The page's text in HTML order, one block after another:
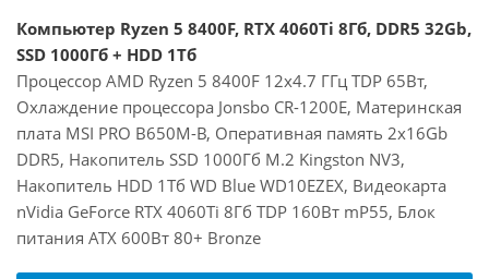
Компьютер Ryzen 5 8400F, RTX 4060Ti 8Гб, DDR5 32Gb,
SSD 1000Гб + HDD 1Тб
Процессор AMD Ryzen 5 8400F 12x4.7 ГГц TDP 65Вт,
Охлаждение процессора Jonsbo CR-1200E, Материнская
плата MSI PRO B650M-B, Оперативная память 2x16Gb
DDR5, Накопитель SSD 1000Гб M.2 Kingston NV3,
Накопитель HDD 1Тб WD Blue WD10EZEX, Видеокарта
nVidia GeForce RTX 4060Ti 8Гб TDP 160Вт mP55, Блок
питания ATX 600Вт 80+ Bronze